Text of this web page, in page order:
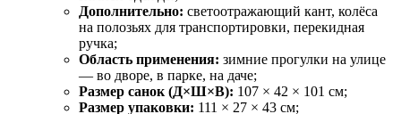
Дополнительно: светоотражающий кант, колёса
на полозьях для транспортировки, перекидная
ручка;
Область применения: зимние прогулки на улице
— во дворе, в парке, на даче;
Размер санок (Д×Ш×В): 107 × 42 × 101 см;
Размер упаковки: 111 × 27 × 43 см;